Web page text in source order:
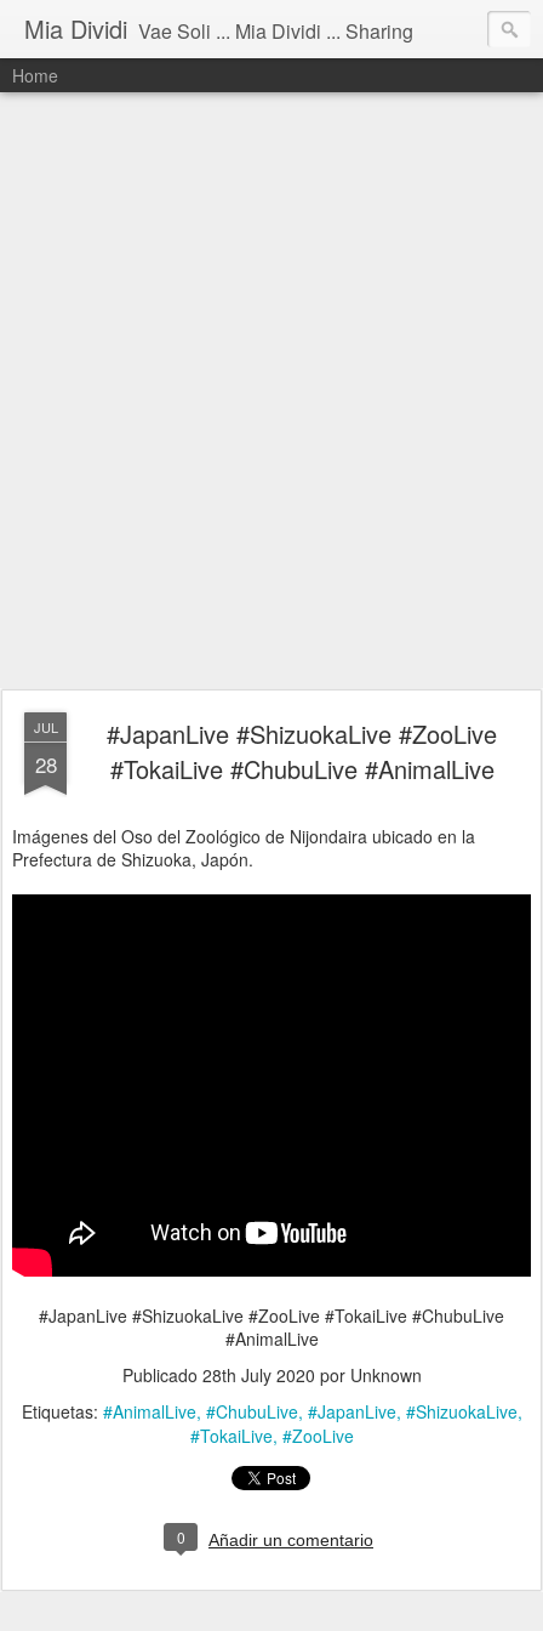
Mia Dividi Vae Soli ... Mia Dividi ... Sharing
Home
JUL
28
#JapanLive #ShizuokaLive #ZooLive
#TokaiLive #ChubuLive #AnimalLive
Imágenes del Oso del Zoológico de Nijondaira ubicado en la
Prefectura de Shizuoka, Japón.
#JapanLive #ShizuokaLive #ZooLive #TokaiLive #ChubuLive
#AnimalLive
Publicado 28th July 2020 por Unknown
Etiquetas: #AnimalLive #ChubuLive #JapanLive #ShizuokaLive
#TokaiLive #ZooLive
0 Añadir un comentario